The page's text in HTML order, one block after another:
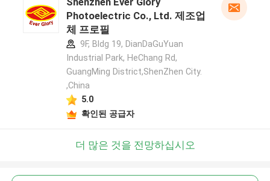
Photoelectric Co., Ltd. 제조업
체 프로필
9F, Bldg 19, DianDaGuYuan
Industrial Park, HeChang Rd,
GuangMing District,ShenZhen City.
,China
5.0
확인된 공급자
더 많은 것을 전망하십시오